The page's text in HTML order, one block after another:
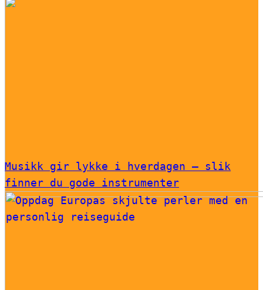
Musikk gir lykke i hverdagen – slik
finner du gode instrumenter